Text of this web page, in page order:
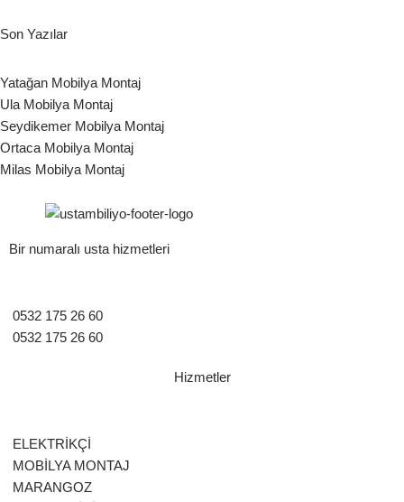
Son Yazılar
Yatağan Mobilya Montaj
Ula Mobilya Montaj
Seydikemer Mobilya Montaj
Ortaca Mobilya Montaj
Milas Mobilya Montaj
Bir numaralı usta hizmetleri
0532 175 26 60
0532 175 26 60
Hizmetler
ELEKTRİKÇİ
MOBİLYA MONTAJ
MARANGOZ